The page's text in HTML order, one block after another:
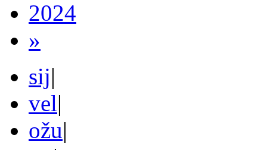
2024
»
sij|
vel|
ožu|